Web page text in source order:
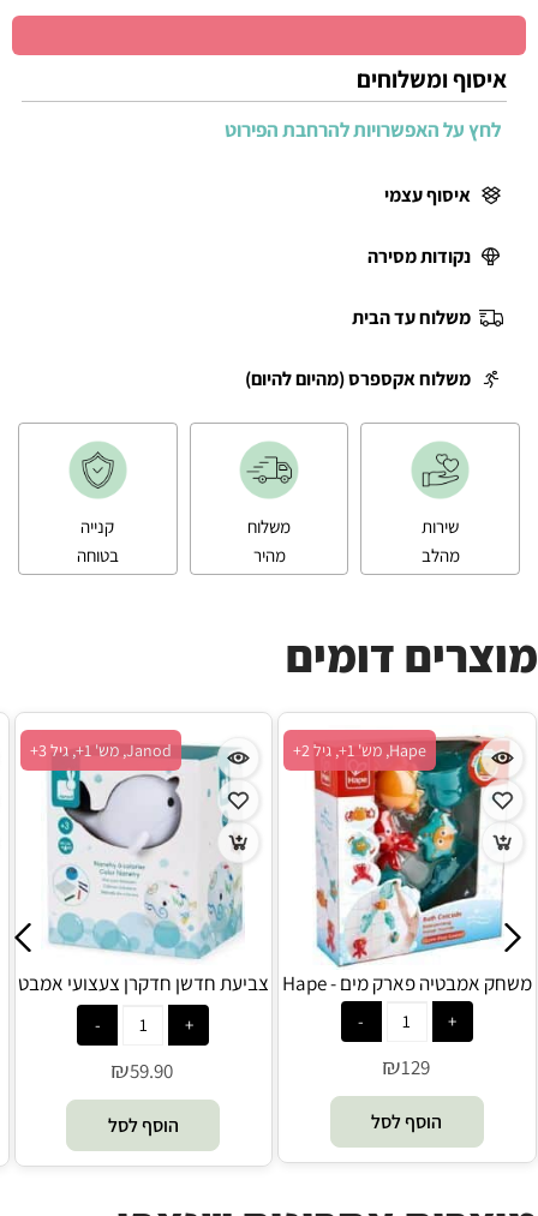
איסוף ומשלוחים
לחץ על האפשרויות להרחבת הפירוט
איסוף עצמי
נקודות מסירה
משלוח עד הבית
משלוח אקספרס (מהיום להיום)
שירות
מהלב
משלוח
מהיר
קנייה
בטוחה
מוצרים דומים
Janod, מש' 1+, גיל 3+
צביעת חדשן חדקרן צעצועי אמבט
- Janod
₪59.90
הוסף לסל
Hape, מש' 1+, גיל 2+
משחק אמבטיה פארק מים - Hape
₪129
הוסף לסל